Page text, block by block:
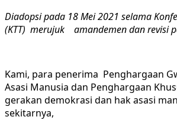
Diadopsi pada 18 Mei 2021 selama
(KTT) merujuk amandemen dan revisi
Kami, para penerima Penghargaan
Asasi Manusia dan Penghargaan
gerakan demokrasi dan hak asasi
sekitarnya,